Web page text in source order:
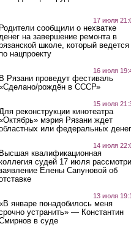
17 июля
Родители сообщили о нехватке
на завершение ремонта в
школе, который ведется
нацпроекту
16 июля
В Рязани проведут фестиваль
рождён в СССР»
15 июля
реконструкции кинотеатра
мэрия Рязани ждет
или федеральных денег
14 июля
Высшая квалификационная
судей 17 июля
Елены Сапуновой об
13 июля
январе понадобилось меня
устранить» — Константин
в суде